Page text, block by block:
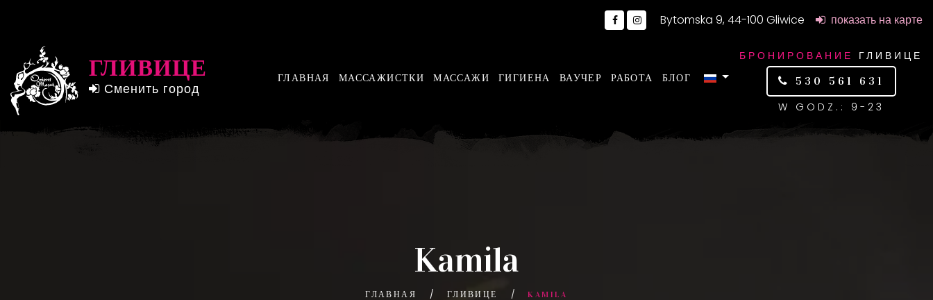
Bytomska 9, 44-100 Gliwice показать на карте
ГЛИВИЦЕ
Сменить город
ГЛАВНАЯ МАССАЖИСТКИ МАССАЖИ ГИГИЕНА ВАУЧЕР РАБОТА БЛОГ
БРОНИРОВАНИЕ ГЛИВИЦЕ
530 561 631
W GODZ.: 9-23
Kamila
ГЛАВНАЯ ГЛИВИЦЕ KAMILA